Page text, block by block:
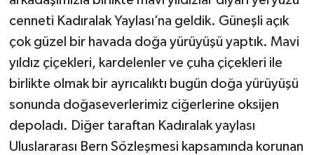
cenneti Kadıralak Yaylası’na geldik. Güneşli açık
çok güzel bir havada doğa yürüyüşü yaptık. Mavi
yıldız çiçekleri, kardelenler ve çuha çiçekleri ile
birlikte olmak bir ayrıcalıktı bugün doğa yürüyüşü
sonunda doğaseverlerimiz ciğerlerine oksijen
depoladı. Diğer taraftan Kadıralak yaylası
Uluslararası Bern Sözleşmesi kapsamında korunan